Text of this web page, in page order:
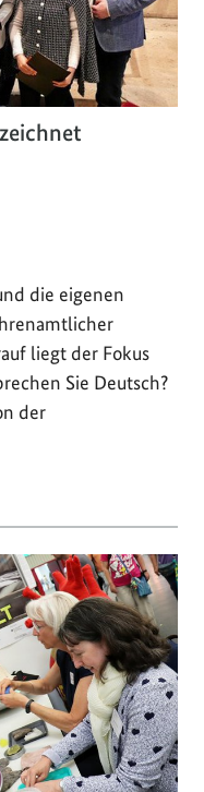
die eigenen
liegt der Fokus
Sie Deutsch?
der